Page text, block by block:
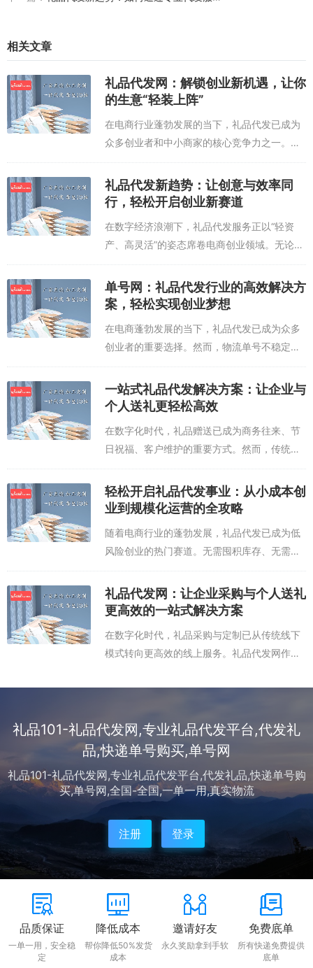
相关文章
礼品代发网：解锁创业新机遇，让你
的生意“轻装上阵”
在电商行业蓬勃发展的当下，礼品代发已成为
众多创业者和中小商家的核心竞争力之一。礼
品代发网凭借“一站式服务+专业供应链”的优
势，正逐步取代传统仓储模式，成为商家降本
增效的黄金选择。对于个人创业者而言，无...
礼品代发新趋势：让创意与效率同
行，轻松开启创业新赛道
在数字经济浪潮下，礼品代发服务正以“轻资
产、高灵活”的姿态席卷电商创业领域。无论是
初创品牌拓展市场，还是中小企业优化供应
链，专业的礼品代发平台都能成为驱动增长的
核心引擎。礼品代发的核心价值在于打破传
单号网：礼品代发行业的高效解决方
案，轻松实现创业梦想
在电商蓬勃发展的当下，礼品代发已成为众多
创业者的重要选择。然而，物流单号不稳定、
货源渠道不透明等问题，常常困扰着从业者。
此时，单号网作为专业的礼品代发平台，凭借
其独特优势，为用户提供了一站式解决方
一站式礼品代发解决方案：让企业与
个人送礼更轻松高效
在数字化时代，礼品赠送已成为商务往来、节
日祝福、客户维护的重要方式。然而，传统礼
品采购面临库存管理复杂、物流配送繁琐、定
制服务滞后等问题。礼品代发网的出现，为企
业和个人提供了一站式解决方案，让送礼变
轻松开启礼品代发事业：从小成本创
业到规模化运营的全攻略
随着电商行业的蓬勃发展，礼品代发已成为低
风险创业的热门赛道。无需囤积库存、无需承
担物流成本，仅通过整合供应链资源，即可轻
松开展个性化礼品定制服务。 选择礼品代发合
作时，需重点考察供应商的三大能力：一...
礼品代发网：让企业采购与个人送礼
更高效的一站式解决方案
在数字化时代，礼品采购与定制已从传统线下
模式转向更高效的线上服务。礼品代发网作为
工厂资源、灵活定制服务和专业物流配送，成
著...
礼品101-礼品代发网,专业礼品代发平台,代发礼
品,快递单号购买,单号网
礼品101-礼品代发网,专业礼品代发平台,代发礼品,快递单号购
买,单号网,全国-全国,一单一用,真实物流
注册 登录
品质保证
一单一用，安全稳
定
降低成本
帮你降低50%发货
成本
邀请好友
永久奖励拿到手软
免费底单
所有快递免费提供
底单